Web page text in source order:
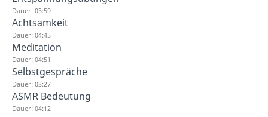
Dauer: 03:59
Achtsamkeit
Dauer: 04:45
Meditation
Dauer: 04:51
Selbstgespräche
Dauer: 03:27
ASMR Bedeutung
Dauer: 04:12